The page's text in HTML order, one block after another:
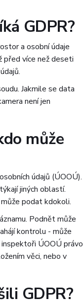
GDPR?
a osobní údaje
před více než deseti
Jakmile se data
není jen
může
údajů (ÚOOÚ).
jiných oblastí.
podat kdokoli.
Podnět může
kontrolu - může
ÚOOÚ právo
věci, nebo v
GDPR?